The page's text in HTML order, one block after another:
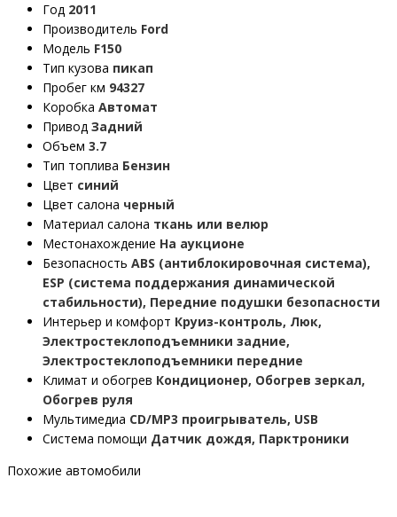
Год 2011
Производитель Ford
Модель F150
Тип кузова пикап
Пробег км 94327
Коробка Автомат
Привод Задний
Объем 3.7
Тип топлива Бензин
Цвет синий
Цвет салона черный
Материал салона ткань или велюр
Местонахождение На аукционе
Безопасность ABS (антиблокировочная система),
ESP (система поддержания динамической
стабильности), Передние подушки безопасности
Интерьер и комфорт Круиз-контроль, Люк,
Электростеклоподъемники задние,
Электростеклоподъемники передние
Климат и обогрев Кондиционер, Обогрев зеркал,
Обогрев руля
Мультимедиа CD/MP3 проигрыватель, USB
Система помощи Датчик дождя, Парктроники
Похожие автомобили